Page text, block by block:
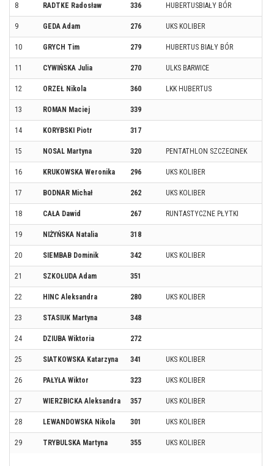
8 RADTKE Radosław 336 HUBERTUSBIAŁY BÓR
9 GEDA Adam 276 UKS KOLIBER
10 GRYCH Tim 279 HUBERTUS BIAŁY BÓR
11 CYWIŃSKA Julia 270 ULKS BARWICE
12 ORZEŁ Nikola 360 LKK HUBERTUS
13 ROMAN Maciej 339
14 KORYBSKI Piotr 317
15 NOSAL Martyna 320 PENTATHLON SZCZECINEK
16 KRUKOWSKA Weronika 296 UKS KOLIBER
17 BODNAR Michał 262 UKS KOLIBER
18 CAŁA Dawid 267 RUNTASTYCZNE PŁYTKI
19 NIŻYŃSKA Natalia 318
20 SIEMBAB Dominik 342 UKS KOLIBER
21 SZKOŁUDA Adam 351
22 HINC Aleksandra 280 UKS KOLIBER
23 STASIUK Martyna 348
24 DZIUBA Wiktoria 272
25 SIATKOWSKA Katarzyna 341 UKS KOLIBER
26 PAŁYŁA Wiktor 323 UKS KOLIBER
27 WIERZBICKA Aleksandra 357 UKS KOLIBER
28 LEWANDOWSKA Nikola 301 UKS KOLIBER
29 TRYBULSKA Martyna 355 UKS KOLIBER